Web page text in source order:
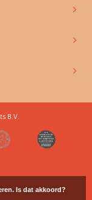
B.V.
Is dat akkoord?